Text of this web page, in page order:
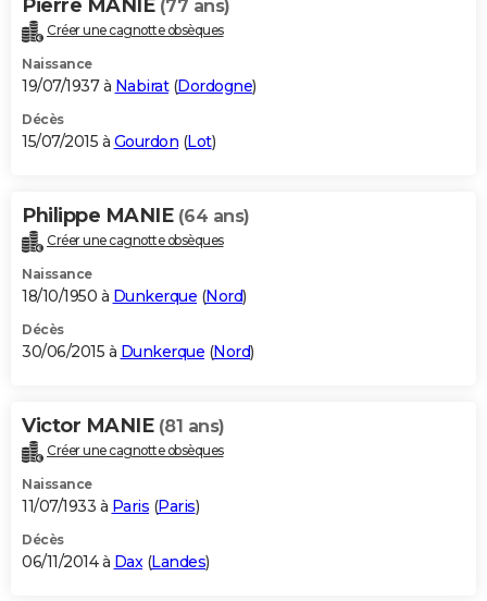
Pierre MANIE (77 ans)
Créer une cagnotte obsèques
Naissance
19/07/1937 à Nabirat(Dordogne)
Décès
15/07/2015 à Gourdon (Lot)
Philippe MANIE (64 ans)
Créer une cagnotte obsèques
Naissance
18/10/1950 à Dunkerque (Nord)
Décès
30/06/2015 à Dunkerque (Nord)
Victor MANIE (81 ans)
Créer une cagnotte obsèques
Naissance
11/07/1933 à Paris (Paris)
Décès
06/11/2014 à Dax(Landes)